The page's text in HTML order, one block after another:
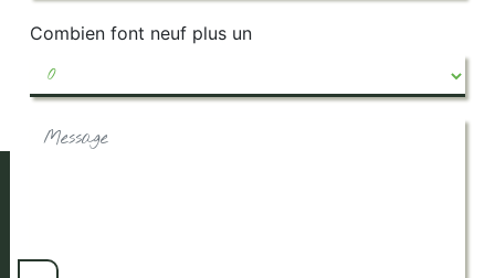
Combien font neuf plus un